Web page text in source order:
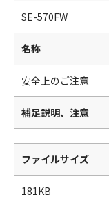
SE-570FW
名称
安全上のご注意
補足説明、注意
ファイルサイズ
181KB